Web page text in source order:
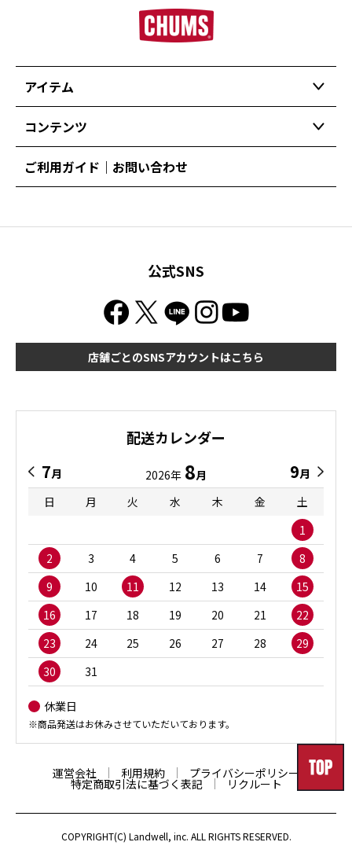
アイテム
コンテンツ
ご利用ガイド｜お問い合わせ
公式SNS
店舗ごとのSNSアカウントはこちら
配送カレンダー
7月 2026年 8月 9月
日
月 火 水 木 金
土
1
2
3 4 5 6 7
8
9
10 11 12 13 14
15
16
17 18 19 20 21
22
23
24 25 26 27 28
29
30
31
休業日
※商品発送はお休みさせていただいております。
運営会社 利用規約 プライバシーポリシー
特定商取引法に基づく表記 リクルート
COPYRIGHT(C) Landwell, inc. ALL RIGHTS RESERVED.